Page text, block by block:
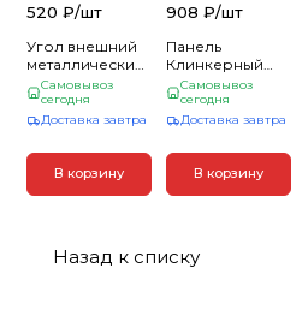
520 ₽/шт
Угол внешний
металлический
песчаный
Hauberk 1,25 м
(10)
Самовывоз
сегодня
Доставка завтра
В корзину
908 ₽/шт
Панель
Клинкерный
Кирпич
Красный (1,220
*0,440м*0,017)
(10)
Самовывоз
сегодня
Доставка завтра
В корзину
Назад к списку